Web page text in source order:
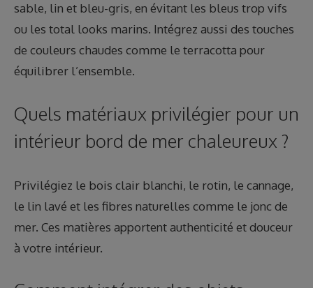
sable, lin et bleu-gris, en évitant les bleus trop vifs
ou les total looks marins. Intégrez aussi des touches
de couleurs chaudes comme le terracotta pour
équilibrer l’ensemble.
Quels matériaux privilégier pour un
intérieur bord de mer chaleureux ?
Privilégiez le bois clair blanchi, le rotin, le cannage,
le lin lavé et les fibres naturelles comme le jonc de
mer. Ces matières apportent authenticité et douceur
à votre intérieur.